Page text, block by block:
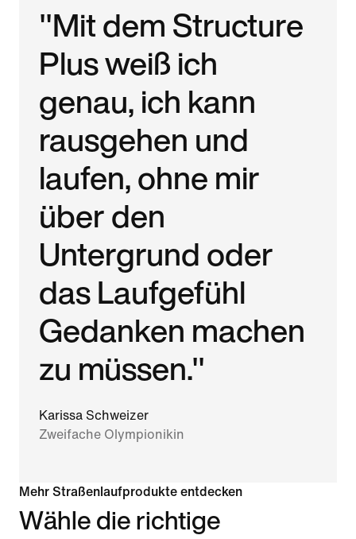
"Mit dem Structure
Plus weiß ich
genau, ich kann
rausgehen und
laufen, ohne mir
über den
Untergrund oder
das Laufgefühl
Gedanken machen
zu müssen."
Karissa Schweizer
Zweifache Olympionikin
Mehr Straßenlaufprodukte entdecken
Wähle die richtige